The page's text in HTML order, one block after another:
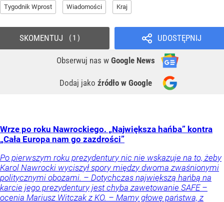
Tygodnik Wprost Wiadomości Kraj
UDOSTĘPNIJ
Obserwuj nas w Google News
Dodaj jako źródło w Google
SKOMENTUJ 1
Wrze po roku Nawrockiego. „Największa hańba” kontra
„Cała Europa nam go zazdrości”
Po pierwszym roku prezydentury nic nie wskazuje na to, żeby
Karol Nawrocki wyciszył spory między dwoma zwaśnionymi
politycznymi obozami. – Dotychczas największą hańbą na
karcie jego prezydentury jest chyba zawetowanie SAFE –
ocenia Mariusz Witczak z KO. – Mamy głowę państwa, z